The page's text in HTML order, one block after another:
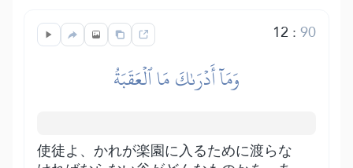
12 :90
وَمَآ أَدۡرَىٰكَ مَا ٱلۡعَقَبَةُ
使徒よ、かれが楽園に入るために渡らな